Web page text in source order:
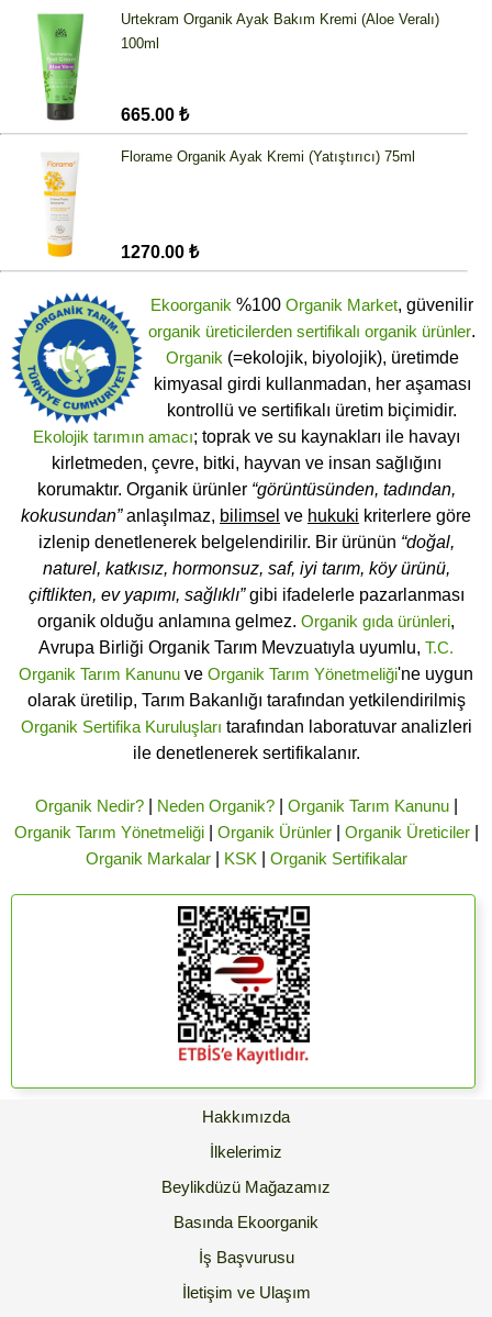
Urtekram Organik Ayak Bakım Kremi (Aloe Veralı)
100ml
665.00 ₺
Florame Organik Ayak Kremi (Yatıştırıcı) 75ml
1270.00 ₺
Ekoorganik %100 Organik Market, güvenilir
organik üreticilerden sertifikalı organik ürünler.
Organik (=ekolojik, biyolojik), üretimde
kimyasal girdi kullanmadan, her aşaması
kontrollü ve sertifikalı üretim biçimidir.
Ekolojik tarımın amacı; toprak ve su kaynakları ile havayı
kirletmeden, çevre, bitki, hayvan ve insan sağlığını
korumaktır. Organik ürünler “görüntüsünden, tadından,
kokusundan”anlaşılmaz, bilimsel ve hukuki kriterlere göre
izlenip denetlenerek belgelendirilir. Bir ürünün “doğal,
naturel, katkısız, hormonsuz, saf, iyi tarım, köy ürünü,
çiftlikten, ev yapımı, sağlıklı”gibi ifadelerle pazarlanması
organik olduğu anlamına gelmez. Organik gıda ürünleri,
Avrupa Birliği Organik Tarım Mevzuatıyla uyumlu, T.C.
Organik Tarım Kanunu ve Organik Tarım Yönetmeliği'ne uygun
olarak üretilip, Tarım Bakanlığı tarafından yetkilendirilmiş
Organik Sertifika Kuruluşları tarafından laboratuvar analizleri
ile denetlenerek sertifikalanır.
Organik Nedir?| Neden Organik?| Organik Tarım Kanunu|
Organik Tarım Yönetmeliği| Organik Ürünler| Organik Üreticiler|
Organik Markalar| KSK Organik Sertifikalar
Hakkımızda
İlkelerimiz
Beylikdüzü Mağazamız
Basında Ekoorganik
İş Başvurusu
İletişim ve Ulaşım